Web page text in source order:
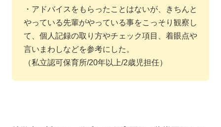
・アドバイスをもらったことはないが、きちんと
やっている先輩がやっている事をこっそり観察し
て、個人記録の取り方やチェック項目、着眼点や
言いまわしなどを参考にした。
（私立認可保育所/20年以上/2歳児担任）